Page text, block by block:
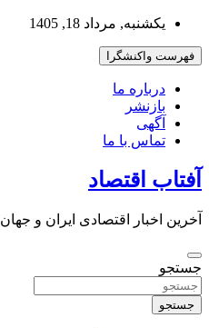
بروید
یکشنبه, مرداد 18, 1405
فهرست واکنشگرا
درباره ما
بازنشر
آگهی
تماس با ما
آفتاب اقتصاد
آخرین اخبار اقتصادی ایران و جهان
جستجو
جستجو